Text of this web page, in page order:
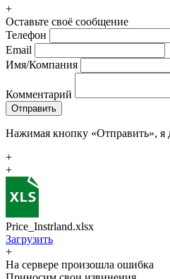
+
Оставьте своё сообщение
Телефон
Email
Имя/Компания
Комментарий
Отправить
Нажимая кнопку «Отправить», я
+
+
Price_Instrland.xlsx
Загрузить
+
На сервере произошла ошибка